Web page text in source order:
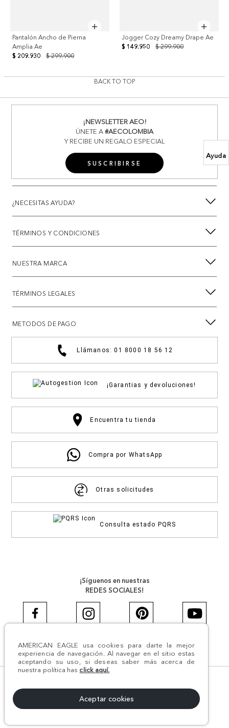
Ayuda
AMERICAN EAGLE usa cookies para darte la mejor
experiencia de navegación. Al navegar en el sitio estas
aceptando su uso, si deseas saber más acerca de
nuestra política has click aquí.
Aceptar cookies
Pantalón Ancho de Pierna
Amplia Ae
$ 299.900
$ 209.930
Jogger Cozy Dreamy Drape Ae
$ 299.900
$ 149.950
BACK TO TOP
¡NEWSLETTER AEO!
ÚNETE A#AECOLOMBIA
Y RECIBE UN REGALO ESPECIAL
SUSCRIBIRSE
¿NECESITAS AYUDA?
TÉRMINOS Y CONDICIONES
NUESTRA MARCA
TÉRMINOS LEGALES
METODOS DE PAGO
Llámanos: 01 8000 18 56 12
¡Garantias y devoluciones!
Encuentra tu tienda
Compra por WhatsApp
Otras solicitudes
Consulta estado PQRS
¡Síguenos en nuestras
REDES SOCIALES!
#AEJEANS #AerieREALCOL
NIT:800.069.933-6 | CII 14 #52A - 370 | Medellín, Colombia